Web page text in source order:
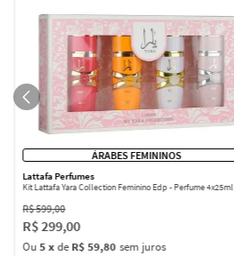
ÁRABES FEMININOS
Lattafa Perfumes
Kit Lattafa Yara Collection Feminino Edp - Perfume 4x25ml
R$599,00
R$299,00
Ou5 xdeR$ 59,80 sem juros